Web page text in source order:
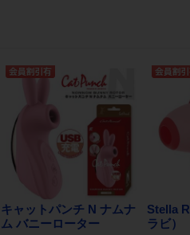
キャットパンチ N ナムナ
ム バニーローター
Stella
ラビ）